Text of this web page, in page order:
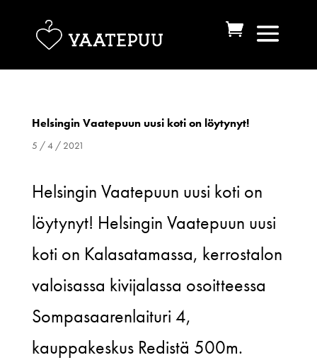
Helsingin Vaatepuun uusi koti on löytynyt!
5 / 4 / 2021
Helsingin Vaatepuun uusi koti on
löytynyt! Helsingin Vaatepuun uusi
koti on Kalasatamassa, kerrostalon
valoisassa kivijalassa osoitteessa
Sompasaarenlaituri 4,
kauppakeskus Redistä 500m.